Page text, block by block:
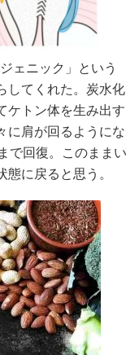
ェニック」という
してくれた。炭水化
ケトン体を生み出す
に肩が回るようにな
で回復。このままい
に戻ると思う。